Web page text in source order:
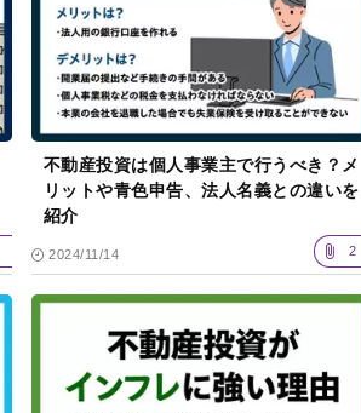
不動産投資は個人事業主で行うべき？メ
リットや青色申告、法人名義との違いを
紹介
2024/11/14 2